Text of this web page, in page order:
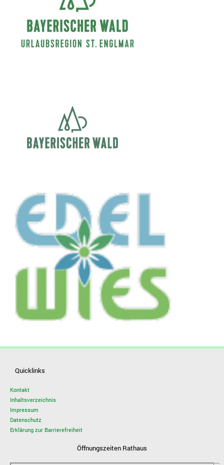
Quicklinks
Kontakt
Inhaltsverzeichnis
Impressum
Datenschutz
Erklärung zur Barrierefreiheit
Öffnungszeiten Rathaus